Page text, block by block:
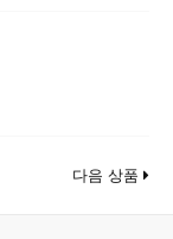
다음 상품